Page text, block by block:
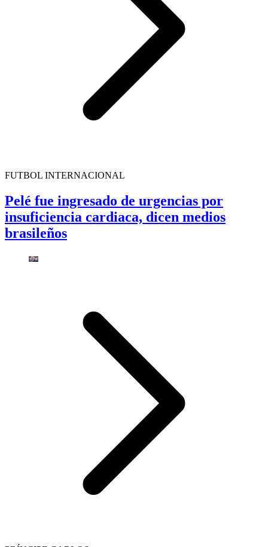
FUTBOL INTERNACIONAL
Pelé fue ingresado de urgencias por
insuficiencia cardiaca, dicen medios
brasileños